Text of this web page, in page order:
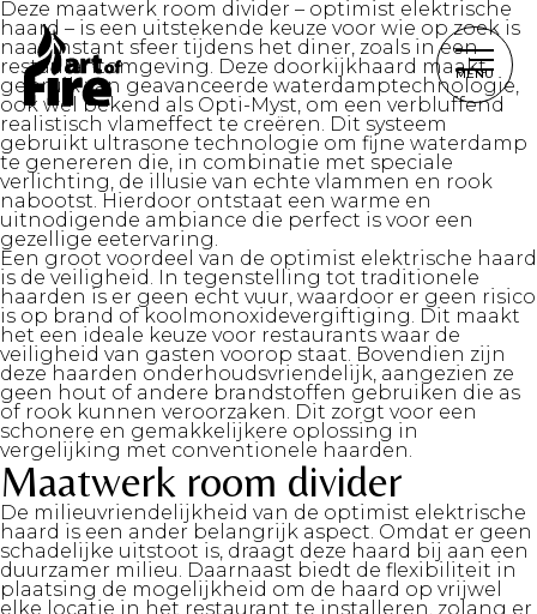
MENU
Deze maatwerk room divider – optimist elektrische
haard – is een uitstekende keuze voor wie op zoek is
naar instant sfeer tijdens het diner, zoals in een
restaurantomgeving. Deze doorkijkhaard maakt
gebruik van geavanceerde waterdamptechnologie,
ook wel bekend als Opti-Myst, om een verbluffend
realistisch vlameffect te creëren. Dit systeem
gebruikt ultrasone technologie om fijne waterdamp
te genereren die, in combinatie met speciale
verlichting, de illusie van echte vlammen en rook
nabootst. Hierdoor ontstaat een warme en
uitnodigende ambiance die perfect is voor een
gezellige eetervaring.
Een groot voordeel van de optimist elektrische haard
is de veiligheid. In tegenstelling tot traditionele
haarden is er geen echt vuur, waardoor er geen risico
is op brand of koolmonoxidevergiftiging. Dit maakt
het een ideale keuze voor restaurants waar de
veiligheid van gasten voorop staat. Bovendien zijn
deze haarden onderhoudsvriendelijk, aangezien ze
geen hout of andere brandstoffen gebruiken die as
of rook kunnen veroorzaken. Dit zorgt voor een
schonere en gemakkelijkere oplossing in
vergelijking met conventionele haarden.
Maatwerk room divider
De milieuvriendelijkheid van de optimist elektrische
haard is een ander belangrijk aspect. Omdat er geen
schadelijke uitstoot is, draagt deze haard bij aan een
duurzamer milieu. Daarnaast biedt de flexibiliteit in
plaatsing de mogelijkheid om de haard op vrijwel
elke locatie in het restaurant te installeren, zolang er